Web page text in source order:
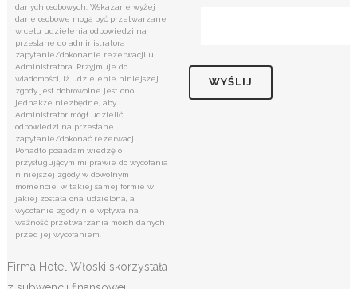
danych osobowych. Wskazane wyżej
dane osobowe mogą być przetwarzane
w celu udzielenia odpowiedzi na
przesłane do administratora
zapytanie/dokonanie rezerwacji u
Administratora. Przyjmuje do
wiadomości, iż udzielenie niniejszej
zgody jest dobrowolne jest ono
jednakże niezbędne, aby
Administrator mógł udzielić
odpowiedzi na przesłane
zapytanie/dokonać rezerwacji.
Ponadto posiadam wiedzę o
przysługującym mi prawie do wycofania
niniejszej zgody w dowolnym
momencie, w takiej samej formie w
jakiej została ona udzielona, a
wycofanie zgody nie wpływa na
ważność przetwarzania moich danych
przed jej wycofaniem.
Firma Hotel Włoski skorzystała